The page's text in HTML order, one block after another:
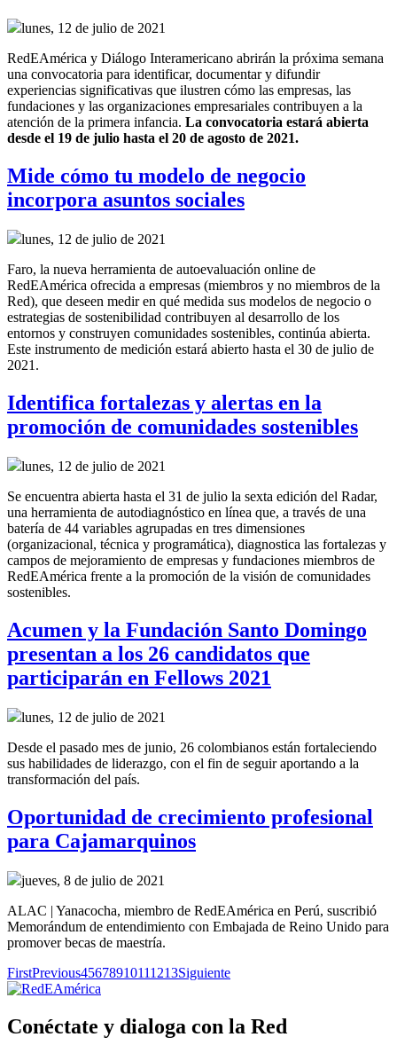
lunes, 12 de julio de 2021
RedEAmérica y Diálogo Interamericano abrirán la próxima semana
una convocatoria para identificar, documentar y difundir
experiencias significativas que ilustren cómo las empresas, las
fundaciones y las organizaciones empresariales contribuyen a la
atención de la primera infancia. La convocatoria estará abierta
desde el 19 de julio hasta el 20 de agosto de 2021.
Mide cómo tu modelo de negocio
incorpora asuntos sociales
lunes, 12 de julio de 2021
Faro, la nueva herramienta de autoevaluación online de
RedEAmérica ofrecida a empresas (miembros y no miembros de la
Red), que deseen medir en qué medida sus modelos de negocio o
estrategias de sostenibilidad contribuyen al desarrollo de los
entornos y construyen comunidades sostenibles, continúa abierta.
Este instrumento de medición estará abierto hasta el 30 de julio de
2021.
Identifica fortalezas y alertas en la
promoción de comunidades sostenibles
lunes, 12 de julio de 2021
Se encuentra abierta hasta el 31 de julio la sexta edición del Radar,
una herramienta de autodiagnóstico en línea que, a través de una
batería de 44 variables agrupadas en tres dimensiones
(organizacional, técnica y programática), diagnostica las fortalezas y
campos de mejoramiento de empresas y fundaciones miembros de
RedEAmérica frente a la promoción de la visión de comunidades
sostenibles.
Acumen y la Fundación Santo Domingo
presentan a los 26 candidatos que
participarán en Fellows 2021
lunes, 12 de julio de 2021
Desde el pasado mes de junio, 26 colombianos están fortaleciendo
sus habilidades de liderazgo, con el fin de seguir aportando a la
transformación del país.
Oportunidad de crecimiento profesional
para Cajamarquinos
jueves, 8 de julio de 2021
ALAC | Yanacocha, miembro de RedEAmérica en Perú, suscribió
Memorándum de entendimiento con Embajada de Reino Unido para
promover becas de maestría.
FirstPrevious45678910111213Siguiente
Conéctate y dialoga con la Red